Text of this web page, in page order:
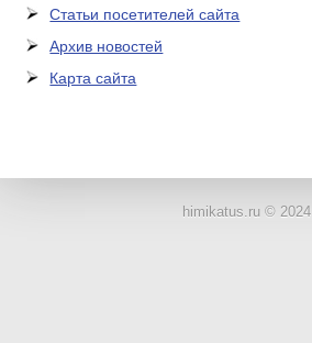
Статьи посетителей сайта
Архив новостей
Карта сайта
himikatus.ru © 2024